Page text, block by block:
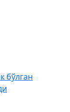
бўлган